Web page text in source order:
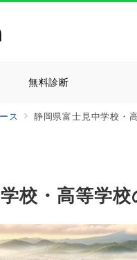
無料診断
ス 静岡県富士見中学校・
校・高等学校